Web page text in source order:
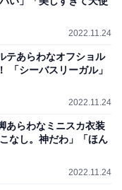
2022.11.24
テあらわなオフショル
「シーバスリーガル」
2022.11.24
あらわなミニスカ衣装
なし。神だわ」「ほん
2022.11.24